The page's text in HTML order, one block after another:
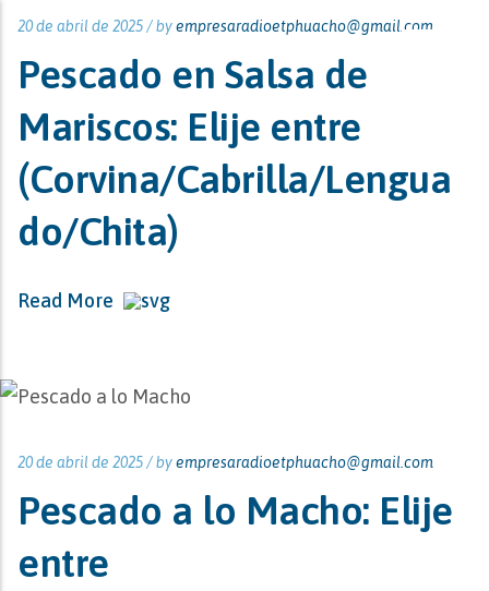
20 de abril de 2025 /byempresaradioetphuacho@gmail.com
Pescado en Salsa de
Mariscos: Elije entre
(Corvina/Cabrilla/Lengua
do/Chita)
Read More
20 de abril de 2025 /byempresaradioetphuacho@gmail.com
Pescado a lo Macho: Elije
entre